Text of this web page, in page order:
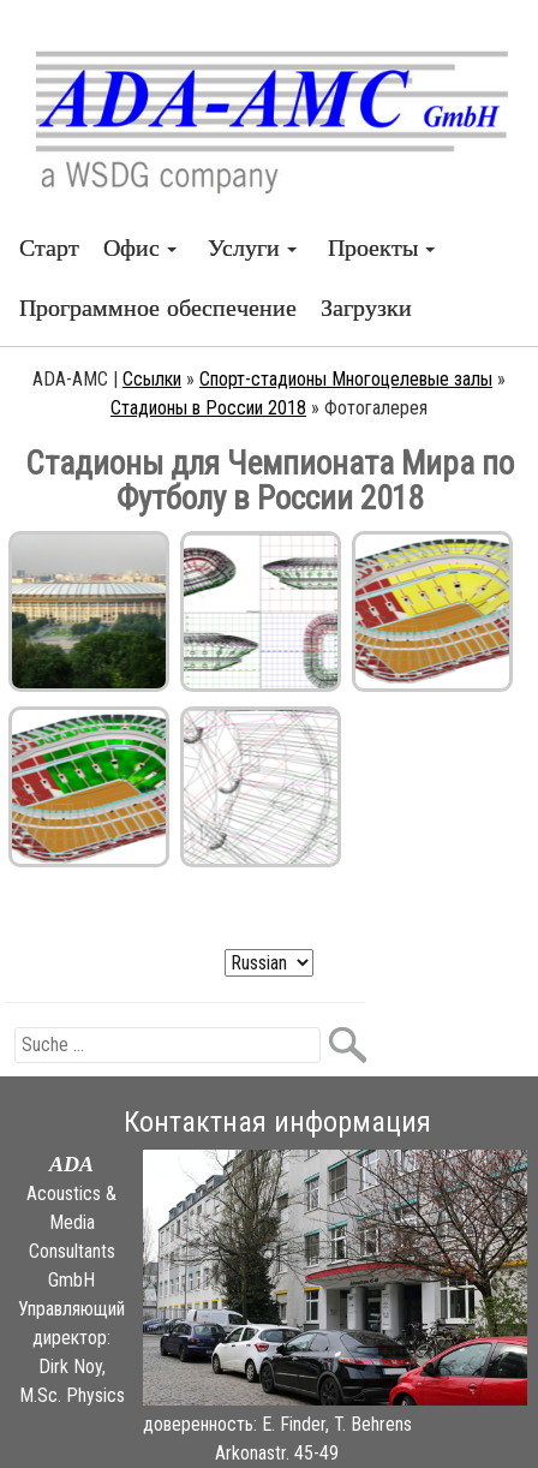
Старт Офис Услуги Проекты
Программное обеспечение Загрузки
ADA-AMC | Ссылки » Спорт-стадионы Многоцелевые залы »
Стадионы в России 2018 » Фотогалерея
Стадионы для Чемпионата Мира по
Футболу в России 2018
Контактная информация
ADA
Acoustics &
Media
Consultants
GmbH
Управляющий
директор:
Dirk Noy,
M.Sc. Physics
доверенность: E. Finder, T. Behrens
Arkonastr. 45-49